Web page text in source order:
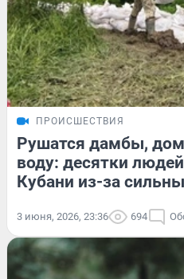
ПРОИСШЕСТВИЯ
Рушатся дамбы,
воду: десятки
Кубани из-за
3 июня, 2026, 23:36 694